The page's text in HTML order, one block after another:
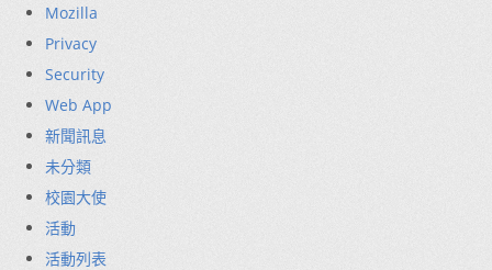
Mozilla
Privacy
Security
Web App
新聞訊息
未分類
校園大使
活動
活動列表